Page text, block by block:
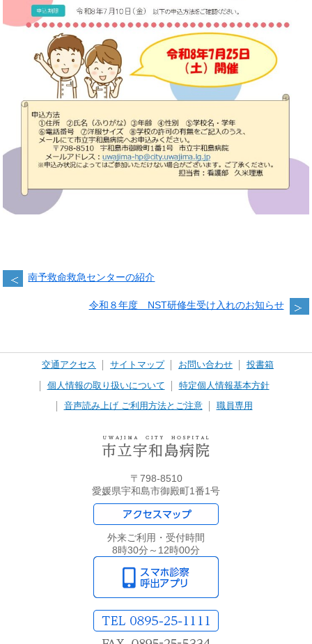
南予救命救急センターの紹介
令和８年度 NST研修生受け入れのお知らせ
交通アクセス サイトマップ お問い合わせ 投書箱
個人情報の取り扱いについて 特定個人情報基本方針
音声読み上げ ご利用方法とご注意 職員専用
〒798-8510
愛媛県宇和島市御殿町1番1号
外来ご利用・受付時間
8時30分～12時00分